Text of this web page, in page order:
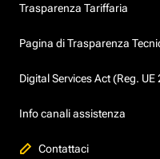
Trasparenza Tariffaria
Pagina di Trasparenza
Digital Services Act (Reg.
Info canali assistenza
Contattaci